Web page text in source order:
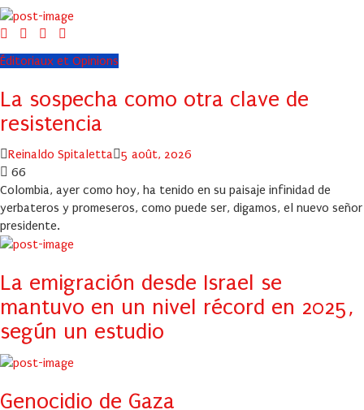
Éditoriaux et Opinions
La sospecha como otra clave de
resistencia
Author
Reinaldo Spitaletta Posted
5 août, 2026
66
Colombia, ayer como hoy, ha tenido en su paisaje infinidad de
yerbateros y promeseros, como puede ser, digamos, el nuevo señor
presidente.
La emigración desde Israel se
mantuvo en un nivel récord en 2025,
según un estudio
Genocidio de Gaza